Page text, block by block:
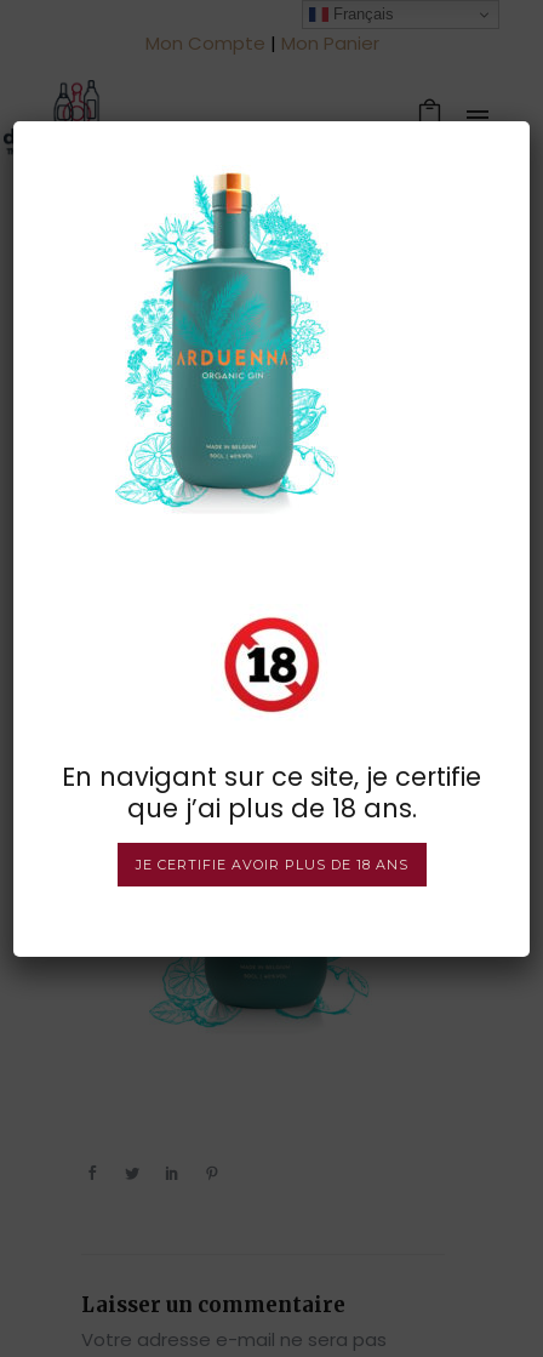
Mon Compte | Mon Panier
Warning: Trying to access array offset
on value of type null in
/htdocs/drinkjullien.be/wp-
content/themes/oshin/content.php
28
3 avril 2022
Laisser un commentaire
Votre adresse e-mail ne sera pas
Français
En navigant sur ce site, je certifie
que j’ai plus de 18 ans.
JE CERTIFIE AVOIR PLUS DE 18 ANS